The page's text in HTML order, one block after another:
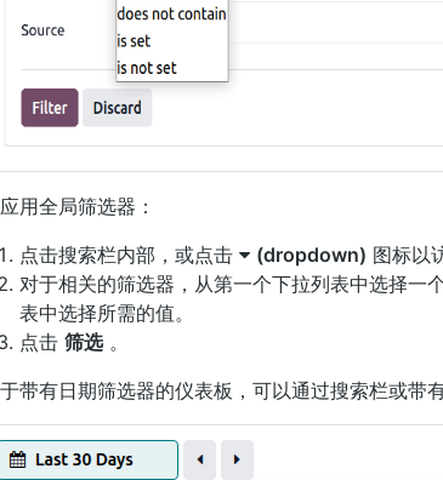
用全局筛选器：
点击搜索栏内部，或点击
(dropdown) 图标以
对于相关的筛选器，从第一个下拉列表中选择一
表中选择所需的值。
点击 筛选。
带有日期筛选器的仪表板，可以通过搜索栏或带